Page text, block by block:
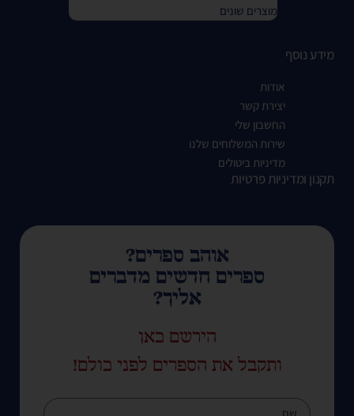
מוצרים שונים
מידע נוסף
אודות
יצירת קשר
החשבון שלי
שירות המשלוחים שלנו
מדיניות ביטולים
תקנון ומדיניות פרטיות
אוהב ספרים?
ספרים חדשים מדברים
אליך?
הירשם כאן
ותקבל את הספרים לפני כולם!